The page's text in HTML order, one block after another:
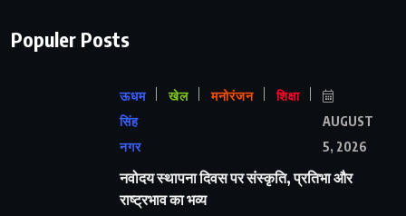
Populer Posts
ऊधम
सिंह
नगर
खेल मनोरंजन शिक्षा
AUGUST
5, 2026
नवोदय स्थापना दिवस पर संस्कृति, प्रतिभा और
राष्ट्रभाव का भव्य